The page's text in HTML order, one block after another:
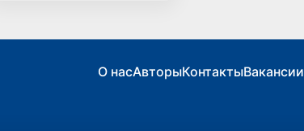
О насАвторыКонтактыВакансии